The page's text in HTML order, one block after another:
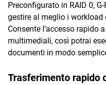
Preconfigurato in RAID 0,
gestire al meglio i
Consente l’accesso rapido
multimediali, così potrai
documenti in modo
Trasferimento rapido